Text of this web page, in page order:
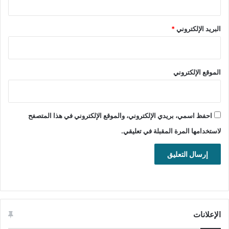
وإدارتها اتصالا بالإنترنت Remote Desktop Manager.
Manager زائد ملف التفعيل
رابط التحميل الأول
تحميل
يساعدك برنامج Remote Desktop Manager بشكل كبير على
الربط بين أجهزة الكمبيوتر المختلفة من خلال اتصال آمن بالإنترنت،
البريد الإلكتروني*
الموقع الإلكتروني
احفظ اسمي، بريدي الإلكتروني، والموقع الإلكتروني في هذا المتصفح
لاستخدامها المرة المقبلة في تعليقي.
الإعلانات